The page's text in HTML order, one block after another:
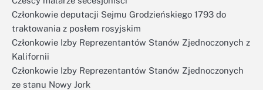
Członkowie deputacji Sejmu Grodzieńskiego 1793 do
traktowania z posłem rosyjskim
Członkowie Izby Reprezentantów Stanów Zjednoczonych z
Kalifornii
Członkowie Izby Reprezentantów Stanów Zjednoczonych
ze stanu Nowy Jork